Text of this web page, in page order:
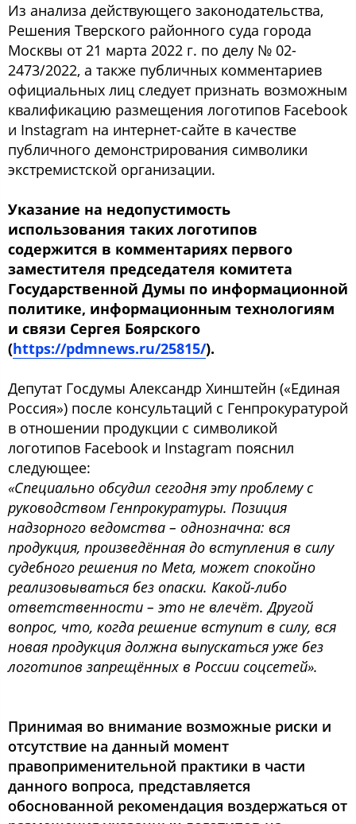
Из анализа действующего законодательства,
Решения Тверского районного суда города
Москвы от 21 марта 2022 г. по делу № 02-
2473/2022, а также публичных комментариев
официальных лиц следует признать возможным
квалификацию размещения логотипов Facebook
и Instagram на интернет-сайте в качестве
публичного демонстрирования символики
экстремистской организации.
Указание на недопустимость
использования таких логотипов
содержится в комментариях первого
заместителя председателя комитета
Государственной Думы по информационной
политике, информационным технологиям
и связи Сергея Боярского
(https://pdmnews.ru/25815/).
Депутат Госдумы Александр Хинштейн («Единая
Россия») после консультаций с Генпрокуратурой
в отношении продукции с символикой
логотипов Facebook и Instagram пояснил
следующее:
«Специально обсудил сегодня эту проблему с
руководством Генпрокуратуры. Позиция
надзорного ведомства – однозначна: вся
продукция, произведённая до вступления в силу
судебного решения по Meta, может спокойно
реализовываться без опаски. Какой-либо
ответственности – это не влечёт. Другой
вопрос, что, когда решение вступит в силу, вся
новая продукция должна выпускаться уже без
логотипов запрещённых в России соцсетей».
Принимая во внимание возможные риски и
отсутствие на данный момент
правоприменительной практики в части
данного вопроса, представляется
обоснованной рекомендация воздержаться от